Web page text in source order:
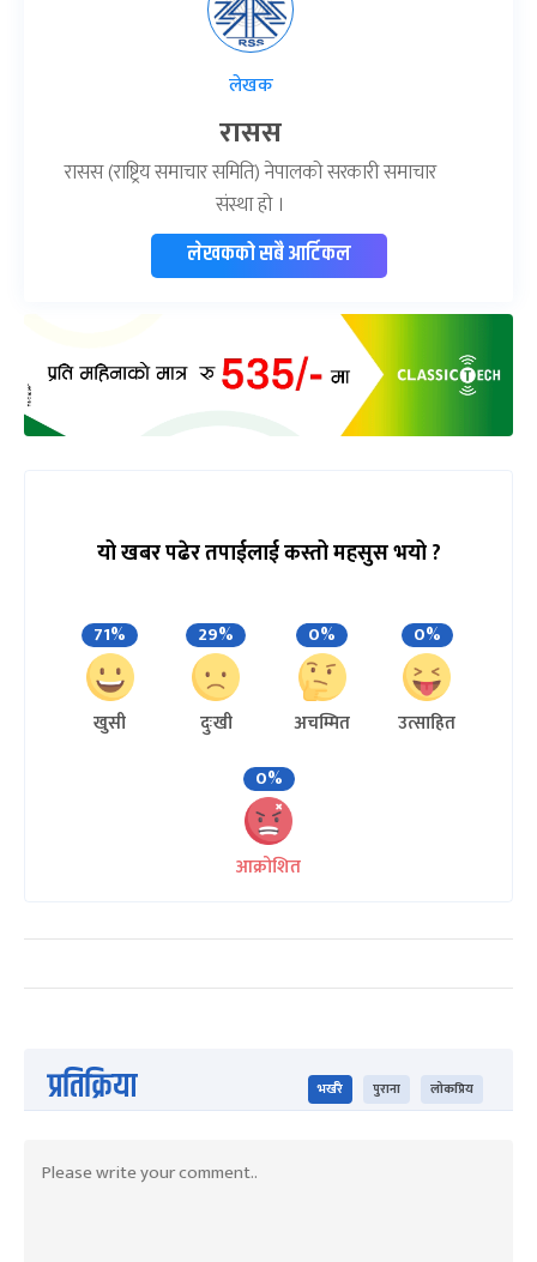
लेखक
रासस
रासस (राष्ट्रिय समाचार समिति) नेपालको सरकारी समाचार
संस्था हो ।
लेखकको सबै आर्टिकल
यो खबर पढेर तपाईलाई कस्तो महसुस भयो ?
71%
खुसी
29%
दुःखी
0%
अचम्मित
0%
उत्साहित
0%
आक्रोशित
प्रतिक्रिया भर्खरै पुराना लोकप्रिय